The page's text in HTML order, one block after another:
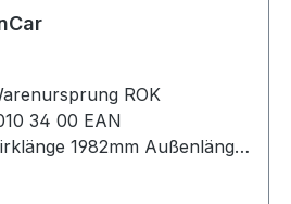
ROK
34 00 EAN
1982mm Außenlänge